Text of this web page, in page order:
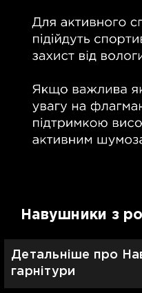
Навушники з
Детальніше про
гарнітури